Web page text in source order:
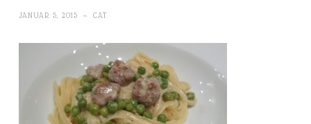
JANUAR 5, 2015 ~ CAT